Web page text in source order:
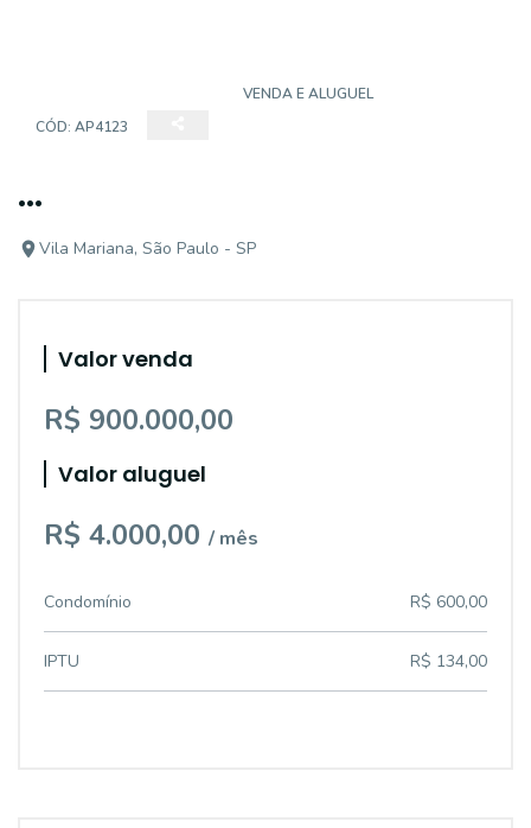
VENDA E ALUGUEL
CÓD: AP4123
...
Vila Mariana, São Paulo - SP
Valor venda
R$ 900.000,00
Valor aluguel
R$ 4.000,00 / mês
Condomínio R$ 600,00
IPTU R$ 134,00